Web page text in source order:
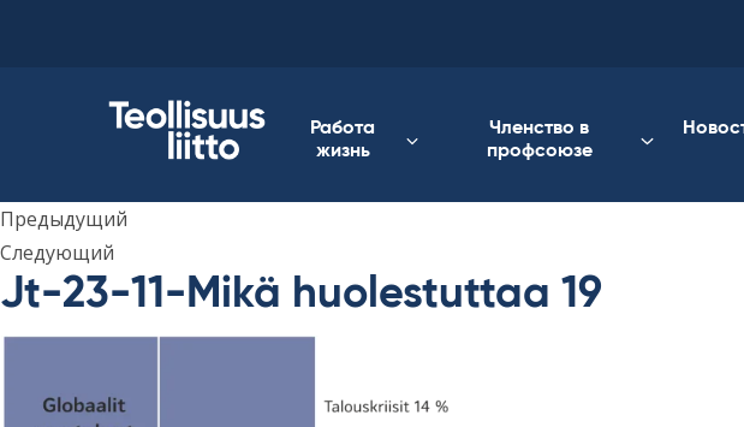
Работа
жизнь
Членство в
профсоюзе
Предыдущий
Следующий
Jt-23-11-Mikä huolestuttaa 19
your